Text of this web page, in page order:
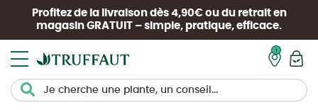
Profitez de la livraison dès 4,90€ ou du retrait en
magasin GRATUIT – simple, pratique, efficace.